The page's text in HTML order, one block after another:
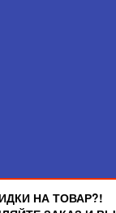
НА ТОВАР?!